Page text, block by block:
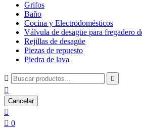
Grifos
Baño
Cocina y Electrodomésticos
Válvula de desagüe para fregadero
Rejillas de desagüe
Piezas de repuesto
Piedra de lava
 

Cancelar

 0